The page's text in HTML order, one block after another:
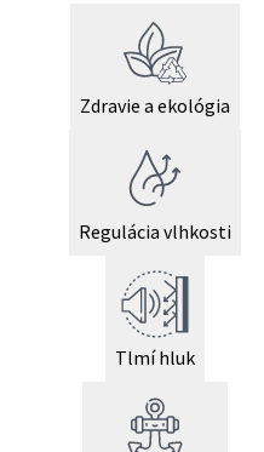
Zdravie a ekológia
Regulácia vlhkosti
Tlmí hluk